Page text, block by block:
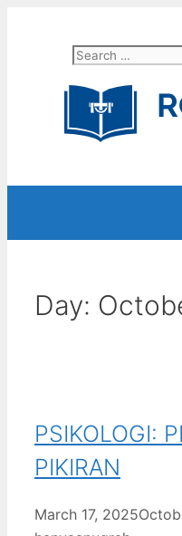
Search
Day:
PSIKOLOGI:
PIKIRAN
March 17, 2025